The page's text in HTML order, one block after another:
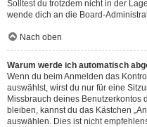
Solltest du trotzdem nicht in der
wende dich an die Board-
Nach oben
Warum werde ich automatisch
Wenn du beim Anmelden das
auswählst, wirst du nur für eine
Missbrauch deines Benutzerkontos
bleiben, kannst du das Kästchen
auswählen. Dies ist nicht